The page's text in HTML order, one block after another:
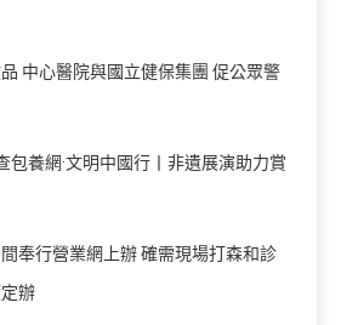
中心醫院與國立健保集團 促公眾警
包養網·文明中國行丨非遺展演助力賞
奉行營業網上辦 確需現場打森和診
辦